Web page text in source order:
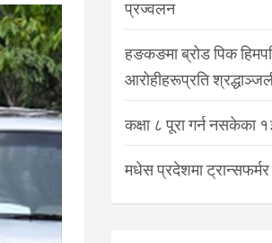
प्रज्वलन
हङकङमा ब्रोड पिक
आरोहीहरूप्रति
कक्षा ८ पूरा गर्न नसकेका
मधेस प्रदेशमा